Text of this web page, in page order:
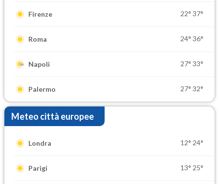
Firenze 22° 37°
Roma 24° 36°
Napoli 27° 33°
Palermo 27° 32°
Meteo città europee
Londra 12° 24°
Parigi 13° 25°